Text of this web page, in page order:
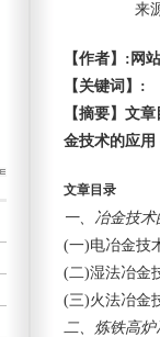
来
【作者】:网
【关键词】:
【摘要】文
金技术的应
文章目录
一、冶金技术
(一)电冶金技
(二)湿法冶金
(三)火法冶金
二、炼铁高